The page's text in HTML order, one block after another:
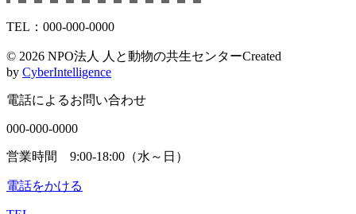
TEL：000-000-0000
© 2026 NPO法人 人と動物の共生センターCreated
by CyberIntelligence
電話によるお問い合わせ
000-000-0000
営業時間 9:00-18:00（水～日）
電話をかける